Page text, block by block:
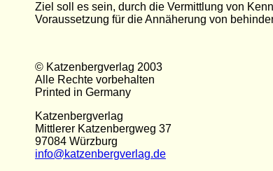
Ziel soll es sein, durch die Vermittlung von
Voraussetzung für dieAnnäherung von
© Katzenbergverlag 2003
Alle Rechte vorbehalten
Printed in Germany
Katzenbergverlag
Mittlerer Katzenbergweg 37
97084 Würzburg
info@katzenbergverlag.de